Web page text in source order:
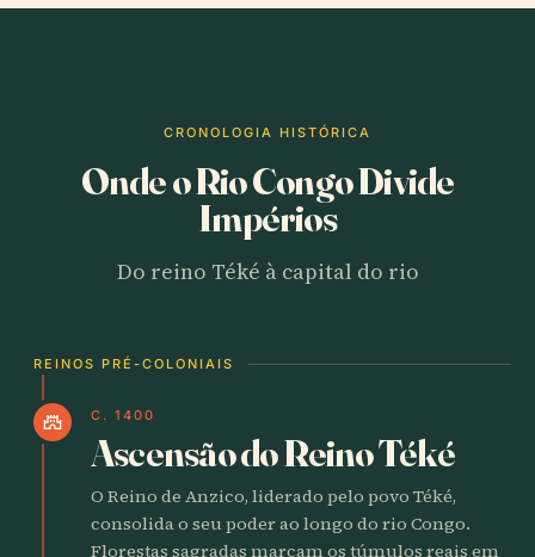
CRONOLOGIA HISTÓRICA
Onde o Rio Congo Divide
Impérios
Do reino Téké à capital do rio
REINOS PRÉ-COLONIAIS
castle C. 1400
Ascensão do Reino Téké
O Reino de Anzico, liderado pelo povo Téké,
consolida o seu poder ao longo do rio Congo.
Florestas sagradas marcam os túmulos reais em